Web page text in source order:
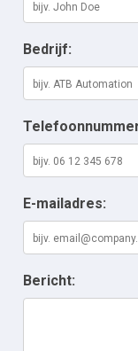
Bedrijf:
E-mailadres:
Bericht: